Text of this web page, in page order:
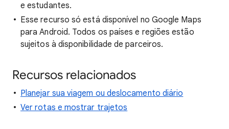
e estudantes.
Esse recurso só está disponível no Google Maps
para Android. Todos os países e regiões estão
sujeitos à disponibilidade de parceiros.
Recursos relacionados
Planejar sua viagem ou deslocamento diário
Ver rotas e mostrar trajetos